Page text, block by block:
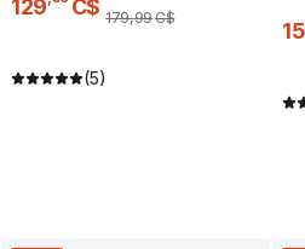
129 C$ 179,99C$
(5)